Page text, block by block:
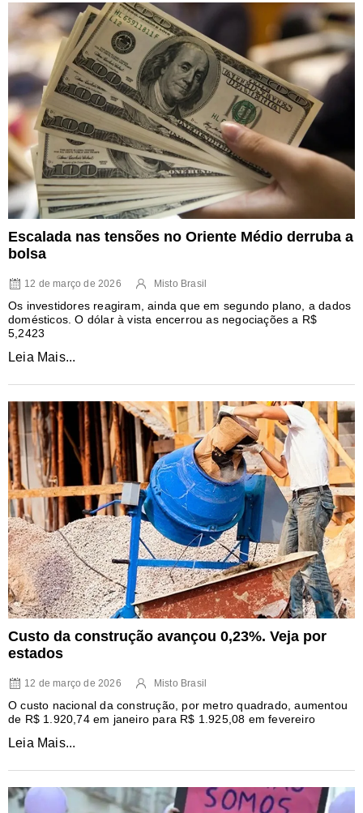
Escalada nas tensões no Oriente Médio derruba a
bolsa
12 de março de 2026 Misto Brasil
Os investidores reagiram, ainda que em segundo plano, a dados
domésticos. O dólar à vista encerrou as negociações a R$
5,2423
Leia Mais...
Custo da construção avançou 0,23%. Veja por
estados
12 de março de 2026 Misto Brasil
O custo nacional da construção, por metro quadrado, aumentou
de R$ 1.920,74 em janeiro para R$ 1.925,08 em fevereiro
Leia Mais...